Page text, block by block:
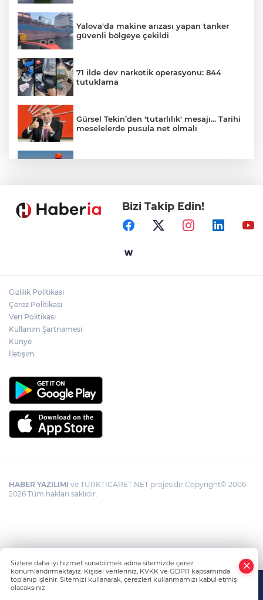
Yalova'da makine arızası yapan tanker
güvenli bölgeye çekildi
71 ilde dev narkotik operasyonu: 844
tutuklama
Gürsel Tekin’den 'tutarlılık' mesajı... Tarihi
meselelerde pusula net olmalı
Samsun’da Alaçam'a yeni yaşam alanı
Yapay zekada onlarca uygulamanın
Bizi Takip Edin!
Gizlilik Politikası
Çerez Politikası
Veri Politikası
Kullanım Şartnamesi
Künye
İletişim
HABER YAZILIMI ve TURKTICARET.NET projesidir Copyright© 2006-
2026 Tüm hakları saklıdır.
Sizlere daha iyi hizmet sunabilmek adına sitemizde çerez
konumlandırmaktayız. Kişisel verileriniz, KVKK ve GDPR kapsamında
toplanıp işlenir. Sitemizi kullanarak, çerezleri kullanmamızı kabul etmiş
olacaksınız.